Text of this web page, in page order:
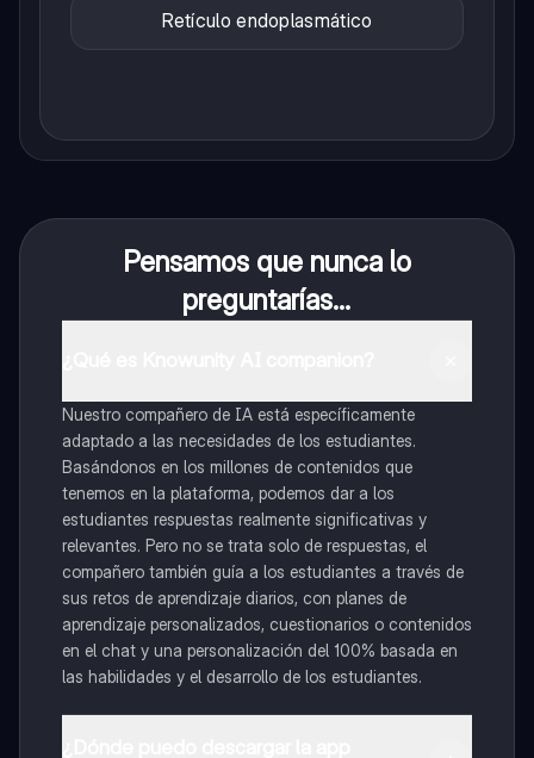
Retículo endoplasmático
Pensamos que nunca lo
preguntarías...
Nuestro compañero de IA está específicamente
adaptado a las necesidades de los estudiantes.
Basándonos en los millones de contenidos que
tenemos en la plataforma, podemos dar a los
estudiantes respuestas realmente significativas y
relevantes. Pero no se trata solo de respuestas, el
compañero también guía a los estudiantes a través de
sus retos de aprendizaje diarios, con planes de
aprendizaje personalizados, cuestionarios o contenidos
en el chat y una personalización del 100% basada en
las habilidades y el desarrollo de los estudiantes.